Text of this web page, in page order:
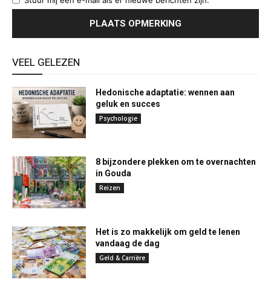
VEEL GELEZEN
Hedonische adaptatie: wennen aan
geluk en succes
Psychologie
8 bijzondere plekken om te overnachten
in Gouda
Reizen
Het is zo makkelijk om geld te lenen
vandaag de dag
Geld & Carrière